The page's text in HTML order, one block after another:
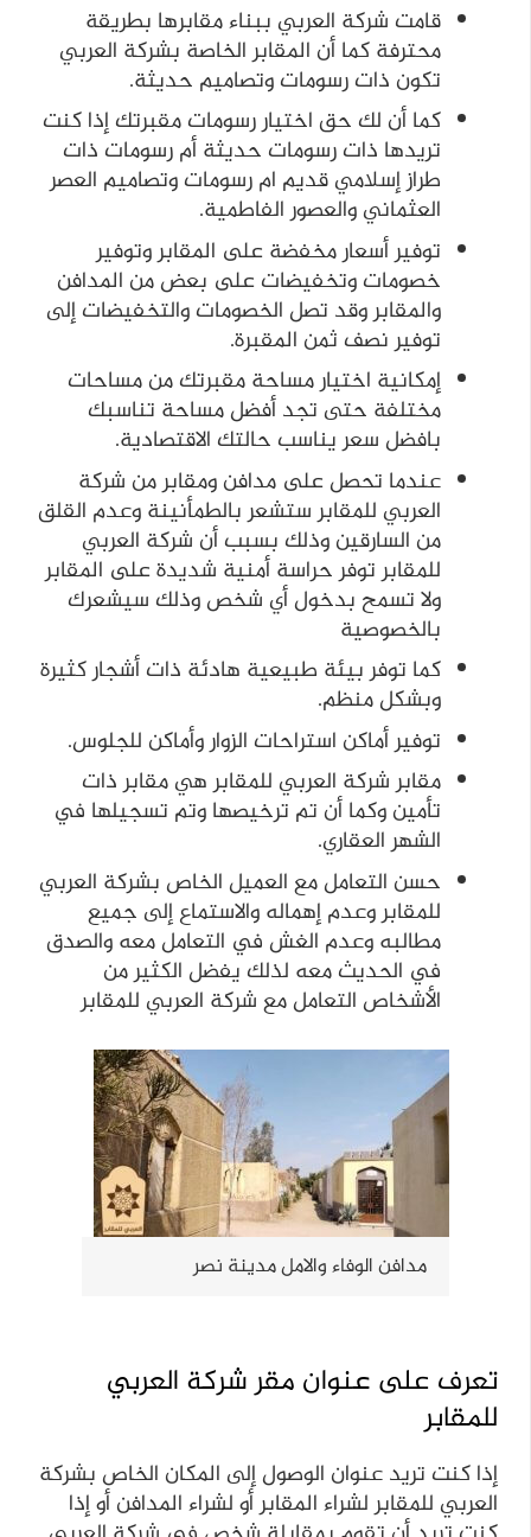
قامت شركة العربي ببناء مقابرها بطريقة
محترفة كما أن المقابر الخاصة بشركة العربي
تكون ذات رسومات وتصاميم حديثة.
كما أن لك حق اختيار رسومات مقبرتك إذا كنت
تريدها ذات رسومات حديثة أم رسومات ذات
طراز إسلامي قديم ام رسومات وتصاميم العصر
العثماني والعصور الفاطمية.
توفير أسعار مخفضة على المقابر وتوفير
خصومات وتخفيضات على بعض من المدافن
والمقابر وقد تصل الخصومات والتخفيضات إلى
توفير نصف ثمن المقبرة.
إمكانية اختيار مساحة مقبرتك من مساحات
مختلفة حتى تجد أفضل مساحة تناسبك
بافضل سعر يناسب حالتك الاقتصادية.
عندما تحصل على مدافن ومقابر من شركة
العربي للمقابر ستشعر بالطمأنينة وعدم القلق
من السارقين وذلك بسبب أن شركة العربي
للمقابر توفر حراسة أمنية شديدة على المقابر
ولا تسمح بدخول أي شخص وذلك سيشعرك
بالخصوصية
كما توفر بيئة طبيعية هادئة ذات أشجار كثيرة
وبشكل منظم.
توفير أماكن استراحات الزوار وأماكن للجلوس.
مقابر شركة العربي للمقابر هي مقابر ذات
تأمين وكما أن تم ترخيصها وتم تسجيلها في
الشهر العقاري.
حسن التعامل مع العميل الخاص بشركة العربي
للمقابر وعدم إهماله والاستماع إلى جميع
مطالبه وعدم الغش في التعامل معه والصدق
في الحديث معه لذلك يفضل الكثير من
الأشخاص التعامل مع شركة العربي للمقابر
مدافن الوفاء والامل مدينة نصر
تعرف على عنوان مقر شركة العربي
للمقابر
إذا كنت تريد عنوان الوصول إلى المكان الخاص بشركة
العربي للمقابر لشراء المقابر أو لشراء المدافن أو إذا